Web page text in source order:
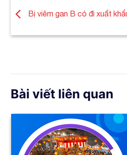
Bị viêm gan B có đi xuất
Bài viết liên quan